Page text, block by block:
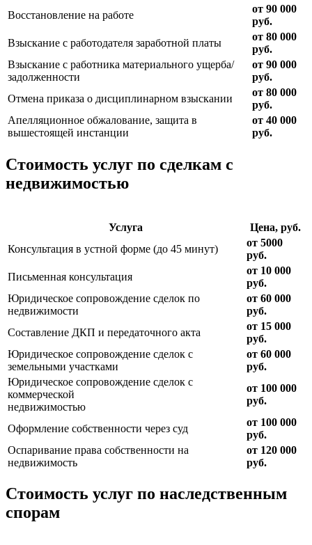
Восстановление на работе
от 90 000
руб.
Взыскание с работодателя заработной платы
от 80 000
руб.
Взыскание с работника материального ущерба/
задолженности
от 90 000
руб.
Отмена приказа о дисциплинарном взыскании
от 80 000
руб.
Апелляционное обжалование, защита в
вышестоящей инстанции
от 40 000
руб.
Стоимость услуг по сделкам с
недвижимостью
Услуга
Цена, руб.
Консультация в устной форме (до 45 минут)
от 5000
руб.
Письменная консультация
от 10 000
руб.
Юридическое сопровождение сделок по
недвижимости
от 60 000
руб.
Составление ДКП и передаточного акта
от 15 000
руб.
Юридическое сопровождение сделок с
земельными участками
от 60 000
руб.
Юридическое сопровождение сделок с
коммерческой
недвижимостью
от 100 000
руб.
Оформление собственности через суд
от 100 000
руб.
Оспаривание права собственности на
недвижимость
от 120 000
руб.
Стоимость услуг по наследственным
спорам